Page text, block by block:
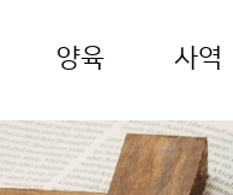
양육 사역